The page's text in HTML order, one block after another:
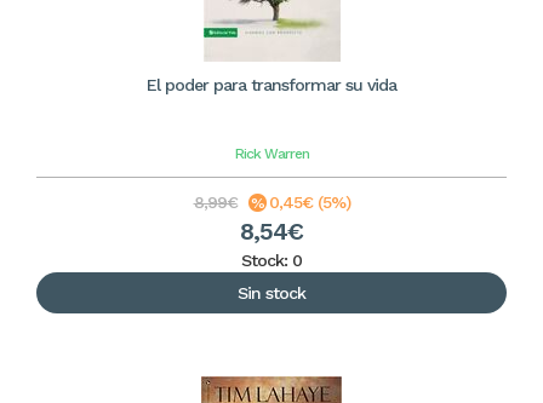
El poder para transformar su vida
Rick Warren
8,99€ 0,45€ (5%)
8,54€
Stock: 0
Sin stock